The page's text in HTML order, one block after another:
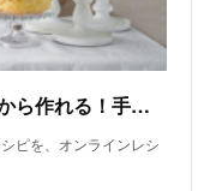
オンラインレシピブック【今日から作れる！手作り犬おやつレシピ】
ピを、オンラインレシ